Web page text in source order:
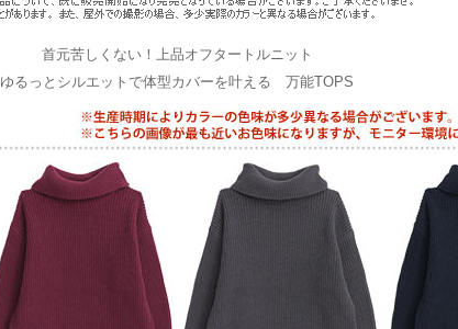
首元苦しくない！上品オフタートルニット
ゆるっとシルエットで体型カバーを叶える 万能TOPS